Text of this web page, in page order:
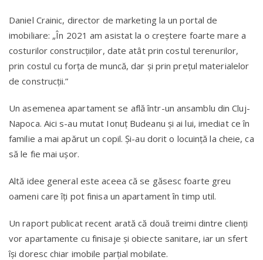
Daniel Crainic, director de marketing la un portal de
imobiliare: „În 2021 am asistat la o creștere foarte mare a
costurilor construcțiilor, date atât prin costul terenurilor,
prin costul cu forța de muncă, dar și prin prețul materialelor
de construcții.”
Un asemenea apartament se află într-un ansamblu din Cluj-
Napoca. Aici s-au mutat Ionuț Budeanu şi ai lui, imediat ce în
familie a mai apărut un copil. Și-au dorit o locuință la cheie, ca
să le fie mai ușor.
Altă idee general este aceea că se găsesc foarte greu
oameni care îți pot finisa un apartament în timp util.
Un raport publicat recent arată că două treimi dintre clienți
vor apartamente cu finisaje și obiecte sanitare, iar un sfert
își doresc chiar imobile parțial mobilate.